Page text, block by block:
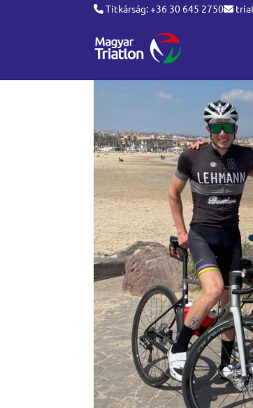
Titkárság: +36 30 645 2750